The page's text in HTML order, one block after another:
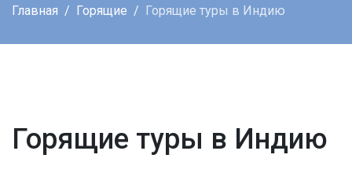
Главная Горящие Горящие туры в Индию
Горящие туры в Индию